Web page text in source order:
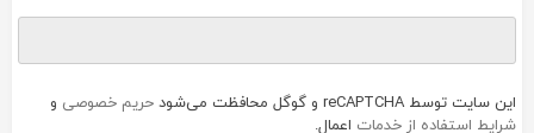
این سایت توسط reCAPTCHA و گوگل محافظت می‌شود حریم خصوصی و
شرایط استفاده از خدمات اعمال.